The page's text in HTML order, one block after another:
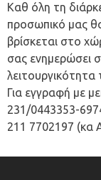
Καθ όλη τη
προσωπικό μας
βρίσκεται στο
σας ενημερώσει
Για εγγραφή με
231/0443353-
211 7702197 (κα